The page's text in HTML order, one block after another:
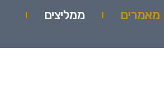
מאמרים
ממליצים